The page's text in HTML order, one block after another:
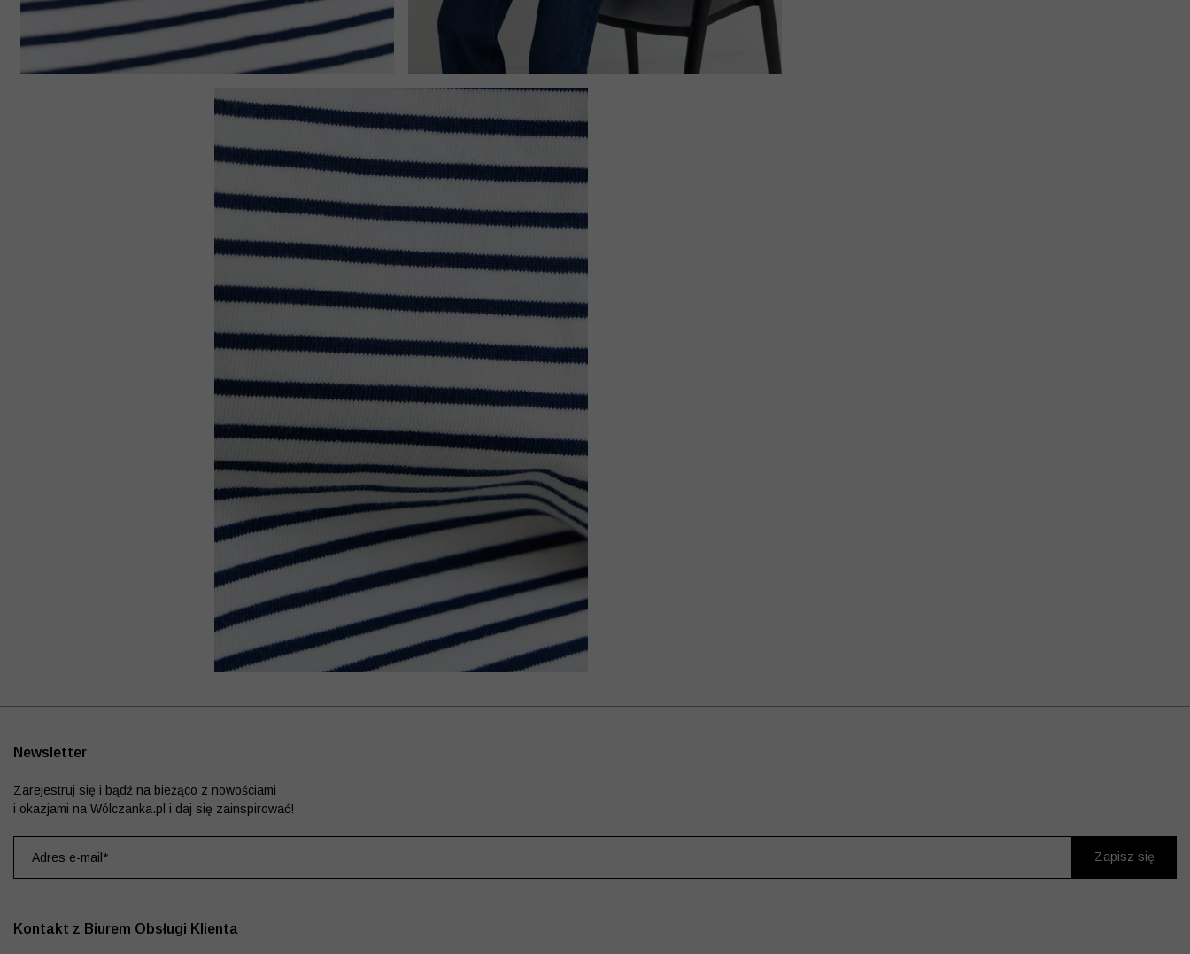
Kontakt z Biurem Obsługi Klienta
Newsletter
Zarejestruj się i bądź na bieżąco z nowościami
i okazjami na Wólczanka.pl i daj się zainspirować!